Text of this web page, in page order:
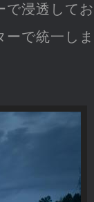
で浸透してお
で統一しま